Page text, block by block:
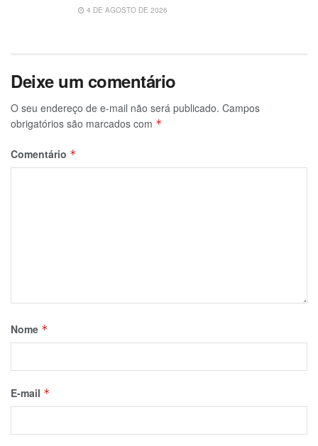
4 DE AGOSTO DE 2026
Deixe um comentário
O seu endereço de e-mail não será publicado. Campos
obrigatórios são marcados com *
Comentário *
Nome *
E-mail *